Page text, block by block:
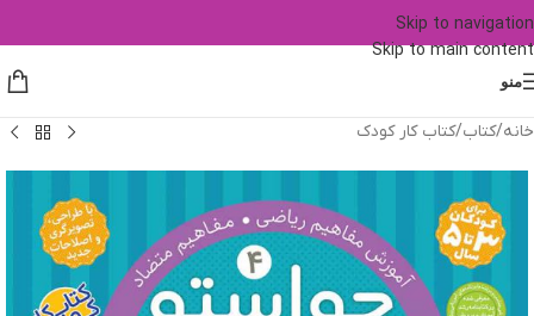
Skip to navigation
Skip to main content
منو
خانه/کتاب/کتاب کار کودک